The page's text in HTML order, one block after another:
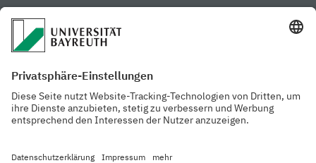
Studienportal
Gamechanger Campus
Aktuelle
Pressemitteilungen
Arbeiten an der
Universität
Cafeterien
Studiengangsfinder
Services & Beratung für
Ansprechpersonen der
Uni Bayreuth